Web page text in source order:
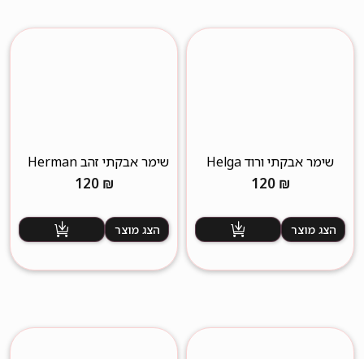
שימר אבקתי ורוד Helga
120 ₪
הצג מוצר
שימר אבקתי זהב Herman
120 ₪
הצג מוצר